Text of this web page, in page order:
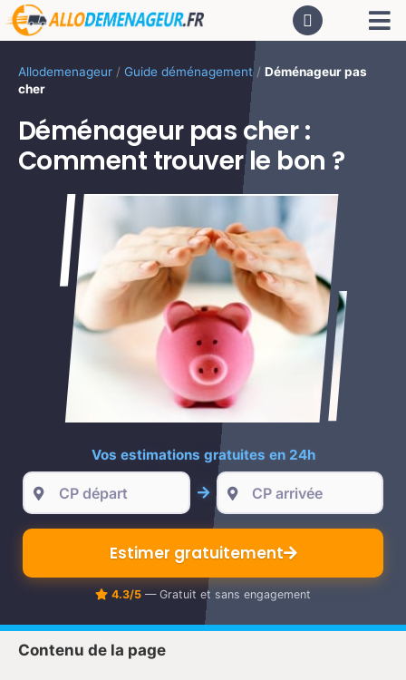
Passer
au
Allodemenageur / Guide déménagement/ Déménageur pas
cher
Déménageur pas cher :
Comment trouver le bon ?
Vos estimations gratuites en 24h
Estimer gratuitement
4.3/5 — Gratuit et sans engagement
Contenu de la page